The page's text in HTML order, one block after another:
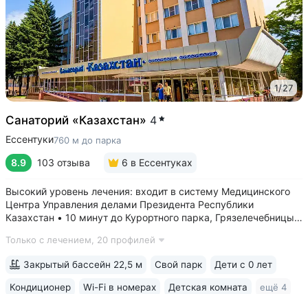
1/27
Санаторий «Казахстан» 4
Ессентуки760 м до парка
8.9 103 отзыва 6 в Ессентуках
Высокий уровень лечения: входит в систему Медицинского
Центра Управления делами Президента Республики
Казахстан • 10 минут до Курортного парка, Грязелечебницы
и «Ессентуки-Новая» • Санаторий с восточным колоритом
Только с лечением, 20 профилей
Закрытый бассейн 22,5 м Свой парк Дети с 0 лет
Кондиционер Wi-Fi в номерах Детская комната ещё 4